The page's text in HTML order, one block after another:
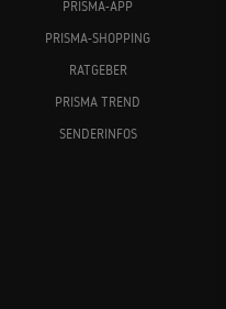
PRISMA-APP
PRISMA-SHOPPING
RATGEBER
PRISMA TREND
SENDERINFOS